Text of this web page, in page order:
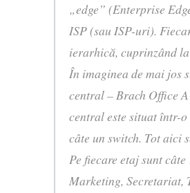
„edge” (Enterprise
ISP (sau ISP-uri).
ierarhică, cuprinzând
În imaginea de mai jos
central – Brach Office
central este situat într-
câte un switch. Tot aici
Pe fiecare etaj sunt
Marketing, Secretariat,